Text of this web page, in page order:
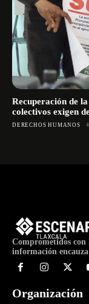
Recuperación de
colectivos exigen
DERECHOS HUMANOS
Comprometidos con
información
Organización